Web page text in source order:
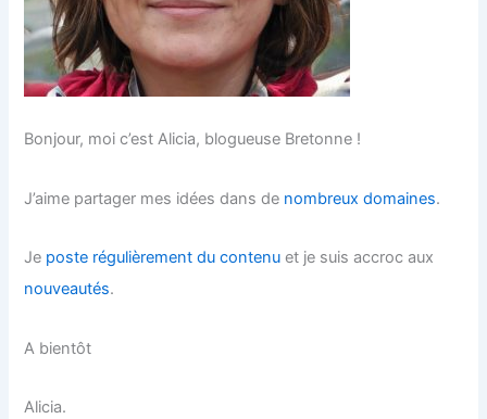
Bonjour, moi c’est Alicia, blogueuse Bretonne !
J’aime partager mes idées dans de nombreux domaines.
Je poste régulièrement du contenu et je suis accroc aux
nouveautés.
A bientôt
Alicia.